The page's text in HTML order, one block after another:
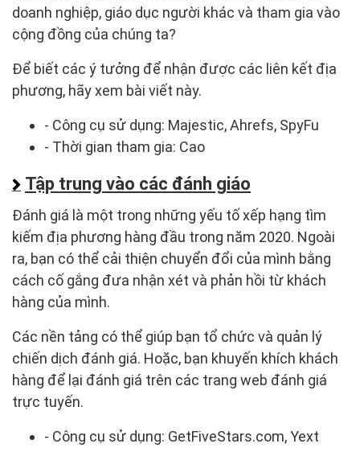
doanh nghiệp, giáo dục người khác và tham gia vào
cộng đồng của chúng ta?
Để biết các ý tưởng để nhận được các liên kết địa
phương, hãy xem bài viết này.
- Công cụ sử dụng: Majestic, Ahrefs, SpyFu
- Thời gian tham gia: Cao
Tập trung vào các đánh giáo
Đánh giá là một trong những yếu tố xếp hạng tìm
kiếm địa phương hàng đầu trong năm 2020. Ngoài
ra, bạn có thể cải thiện chuyển đổi của mình bằng
cách cố gắng đưa nhận xét và phản hồi từ khách
hàng của mình.
Các nền tảng có thể giúp bạn tổ chức và quản lý
chiến dịch đánh giá. Hoặc, bạn khuyến khích khách
hàng để lại đánh giá trên các trang web đánh giá
trực tuyến.
- Công cụ sử dụng: GetFiveStars.com, Yext